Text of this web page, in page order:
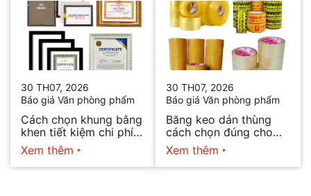
30 TH07, 2026
Báo giá Văn phòng phẩm
Cách chọn khung bằng
khen tiết kiệm chi phí
mà vẫn đẹp
Xem thêm
30 TH07, 2026
Báo giá Văn phòng phẩm
Băng keo dán thùng
cách chọn đúng cho
từng nhu cầu
Xem thêm